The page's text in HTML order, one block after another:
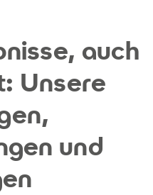
auch
Unsere
und